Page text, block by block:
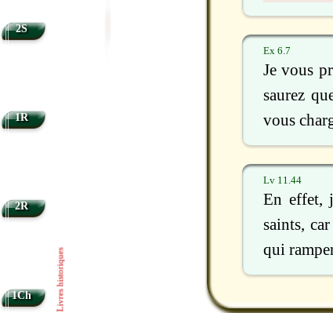
Ex 6.7
Je vous
saurez
vous
Lv 11.44
En effet,
saints,
qui
2S
1R
2R
1Ch Livres historiques